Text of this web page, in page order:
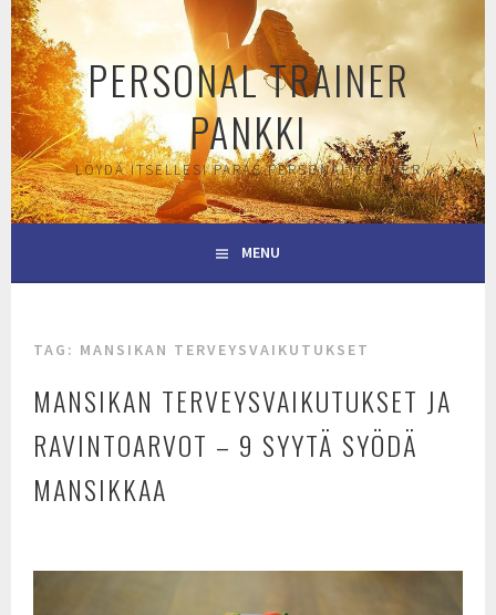
Skip
to
content
PERSONAL TRAINER
PANKKI
LÖYDÄ ITSELLESI PARAS PERSONAL TRAINER
MENU
TAG: MANSIKAN TERVEYSVAIKUTUKSET
MANSIKAN TERVEYSVAIKUTUKSET JA
RAVINTOARVOT – 9 SYYTÄ SYÖDÄ
MANSIKKAA